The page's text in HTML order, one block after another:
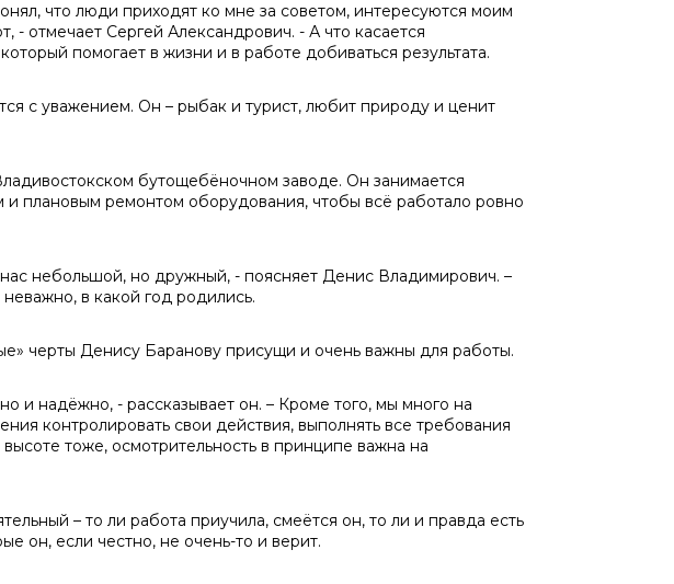
что люди приходят ко мне за советом, интересуются моим
- отмечает Сергей Александрович. - А что касается
помогает в жизни и в работе добиваться результата.
с уважением. Он – рыбак и турист, любит природу и ценит
бутощебёночном заводе. Он занимается
и плановым ремонтом оборудования, чтобы всё работало ровно
небольшой, но дружный, - поясняет Денис Владимирович. –
в какой год родились.
черты Денису Баранову присущи и очень важны для работы.
и надёжно, - рассказывает он. – Кроме того, мы много на
контролировать свои действия, выполнять все требования
тоже, осмотрительность в принципе важна на
– то ли работа приучила, смеётся он, то ли и правда есть
он, если честно, не очень-то и верит.